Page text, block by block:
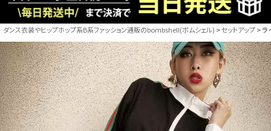
B/bomb
ダンス衣装やヒップホップ系B系ファッション通販のbombshell(ボムシェル) セットアップ ラ